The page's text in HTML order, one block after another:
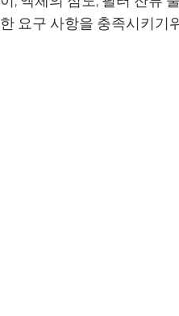
요구 사항을 충족시키기